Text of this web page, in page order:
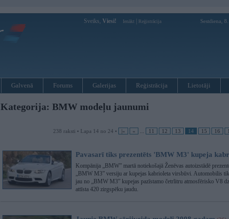
Sveiks, Viesi! Ienākt Reģistrācija Sestdiena,
Galvenā Forums Galerijas Reģistrācija Lietotāji
Kategorija: BMW modeļu jaunumi
238 raksti • Lapa 14 no 24 • |« « 11 12 13 14 15 16
Pavasarī tiks prezentēts 'BMW M3' kupeja
Kompānija „BMW” martā notiekošajā Ženēvas autoizstādē
„BMW M3” versiju ar kupejas kabrioleta virsbūvi. Automobilis
jau no „BMW M3” kupejas pazīstamo četrlitru atmosfērisko V8
attīsta 420 zirgspēku jaudu.